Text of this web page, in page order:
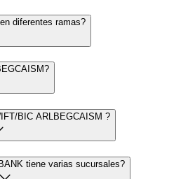
diferentes ramas?
BIC ARLBEGCAISM ?
tiene varias sucursales?